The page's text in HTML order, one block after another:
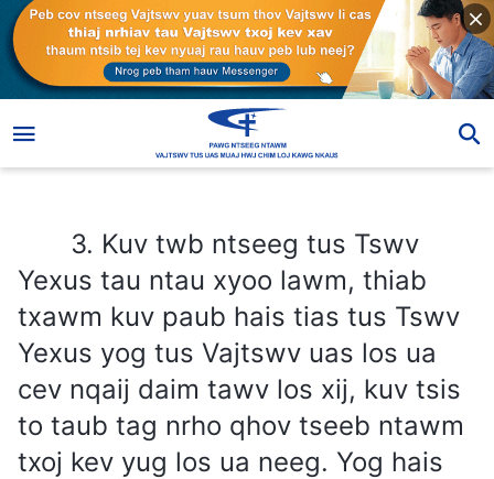
3. Kuv twb ntseeg tus Tswv
Yexus tau ntau xyoo lawm, thiab
txawm kuv paub hais tias tus Tswv
Yexus yog tus Vajtswv uas los ua
cev nqaij daim tawv los xij, kuv tsis
to taub tag nrho qhov tseeb ntawm
txoj kev yug los ua neeg. Yog hais